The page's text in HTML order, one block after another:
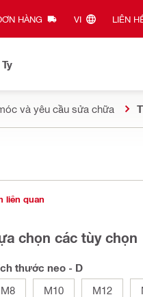
HÀNG VI‎ LIÊN
và yêu cầu sửa chữa
liên quan
chọn các tùy chọn
thước neo - D
M8
M10 M12